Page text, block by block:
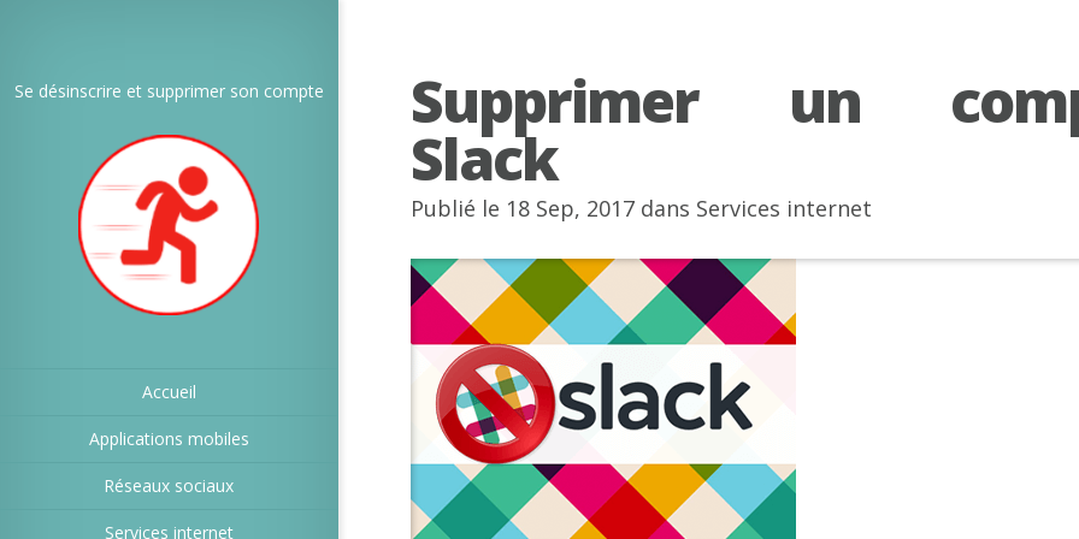
Se désinscrire et supprimer son compte
Accueil
Applications mobiles
Réseaux sociaux
Services internet
Supprimer un
Slack
Publié le 18 Sep, 2017 dans Services internet